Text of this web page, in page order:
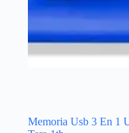
Memoria Usb 3 En 1